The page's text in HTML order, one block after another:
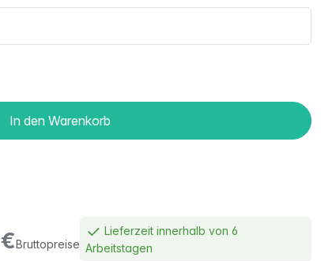
In den Warenkorb
€Bruttopreise
Lieferzeit innerhalb von 6
Arbeitstagen